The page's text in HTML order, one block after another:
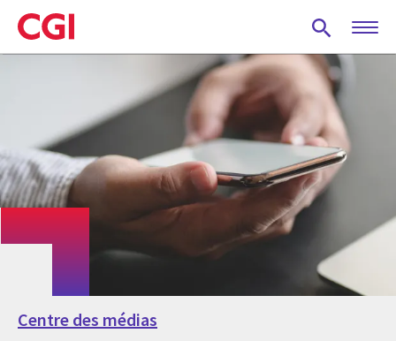
Skip
to
main
Centre des médias